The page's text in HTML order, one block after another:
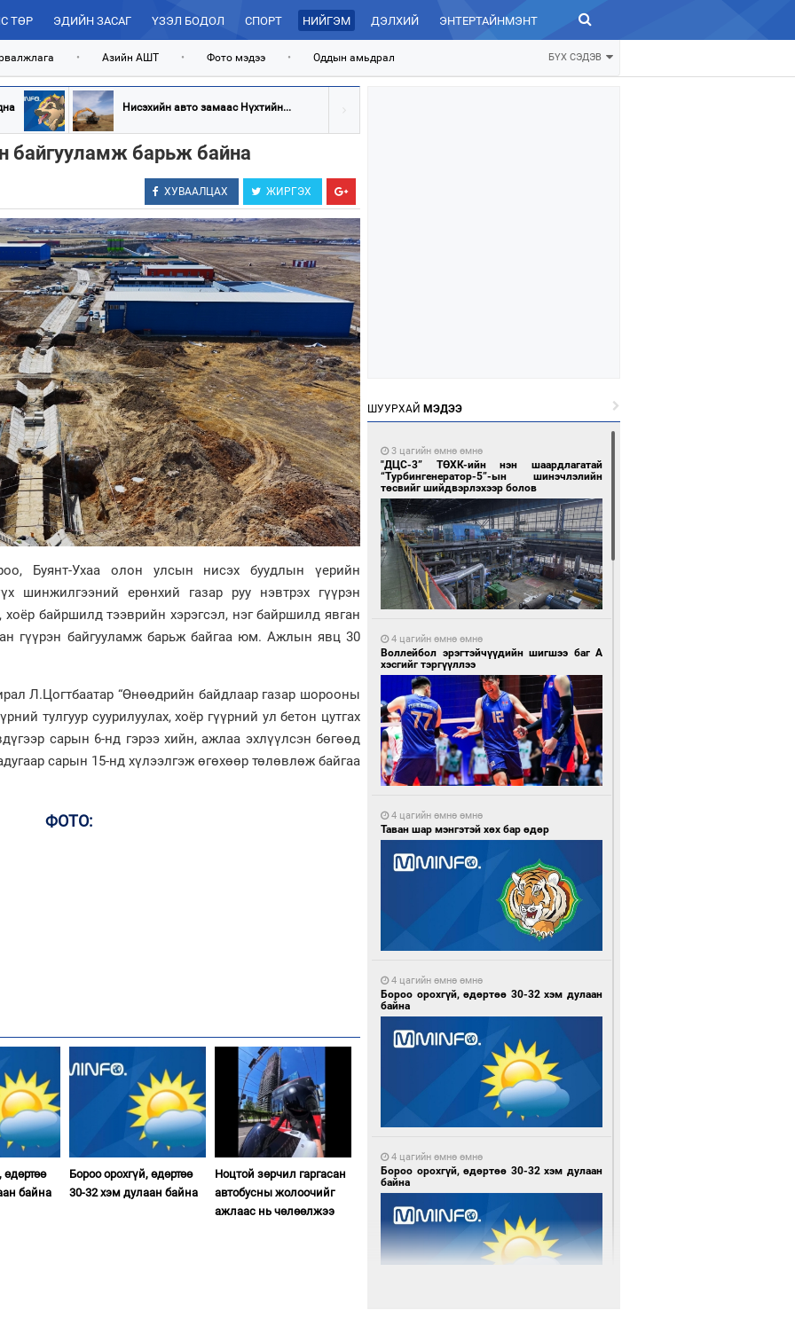
ТӨР ЭДИЙН ЗАСАГ ҮЗЭЛ БОДОЛ СПОРТ НИЙГЭМ ДЭЛХИЙ ЭНТЕРТАЙНМЭНТ ЗУРХАЙ
• Азийн АШТ • Фото мэдээ • Оддын амьдрал БҮХ СЭДЭВ
Нисэхийн авто замаас Нүхтийн...
байгууламж барьж байна
ХУВААЛЦАХ ЖИРГЭХ
Буянт-Ухаа олон улсын нисэх буудлын үерийн
шинжилгээний ерөнхий газар руу нэвтрэх гүүрэн
байршилд тээврийн хэрэгсэл, нэг байршилд явган
гүүрэн байгууламж барьж байгаа юм. Ажлын явц 30
Л.Цогтбаатар “Өнөөдрийн байдлаар газар шорооны
тулгуур суурилуулах, хоёр гүүрний ул бетон цутгах
сарын 6-нд гэрээ хийн, ажлаа эхлүүлсэн бөгөөд
сарын 15-нд хүлээлгэж өгөхөөр төлөвлөж байгаа
ФОТО:
өдөртөө
байна
Бороо орохгүй, өдөртөө
30-32 хэм дулаан байна
Ноцтой зөрчил гаргасан
автобусны жолоочийг
ажлаас нь чөлөөлжээ
ШУУРХАЙ МЭДЭЭ
3 цагийн өмнө өмнө
"ДЦС-3” ТӨХК-ийн нэн шаардлагатай
“Турбингенератор-5”-ын шинэчлэлийн
төсвийг шийдвэрлэхээр болов
4 цагийн өмнө өмнө
Воллейбол эрэгтэйчүүдийн шигшээ баг А
хэсгийг тэргүүллээ
4 цагийн өмнө өмнө
Таван шар мэнгэтэй хөх бар өдөр
4 цагийн өмнө өмнө
Бороо орохгүй, өдөртөө 30-32 хэм дулаан
байна
4 цагийн өмнө өмнө
Бороо орохгүй, өдөртөө 30-32 хэм дулаан
байна